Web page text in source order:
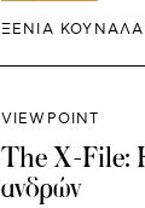
ΞΕΝΙΑ
VIEWPOINT
The X-File:
ανδρών